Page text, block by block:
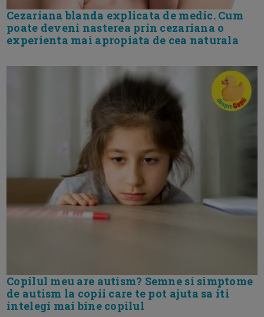
Cezariana blanda explicata de medic. Cum
poate deveni nasterea prin cezariana o
experienta mai apropiata de cea naturala
Copilul meu are autism? Semne si simptome
de autism la copii care te pot ajuta sa iti
intelegi mai bine copilul